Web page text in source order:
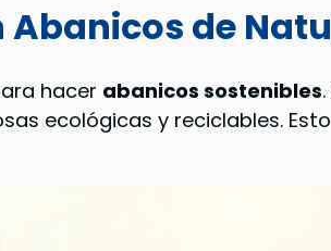
de
hacer abanicos sostenibles
ecológicas y reciclables.